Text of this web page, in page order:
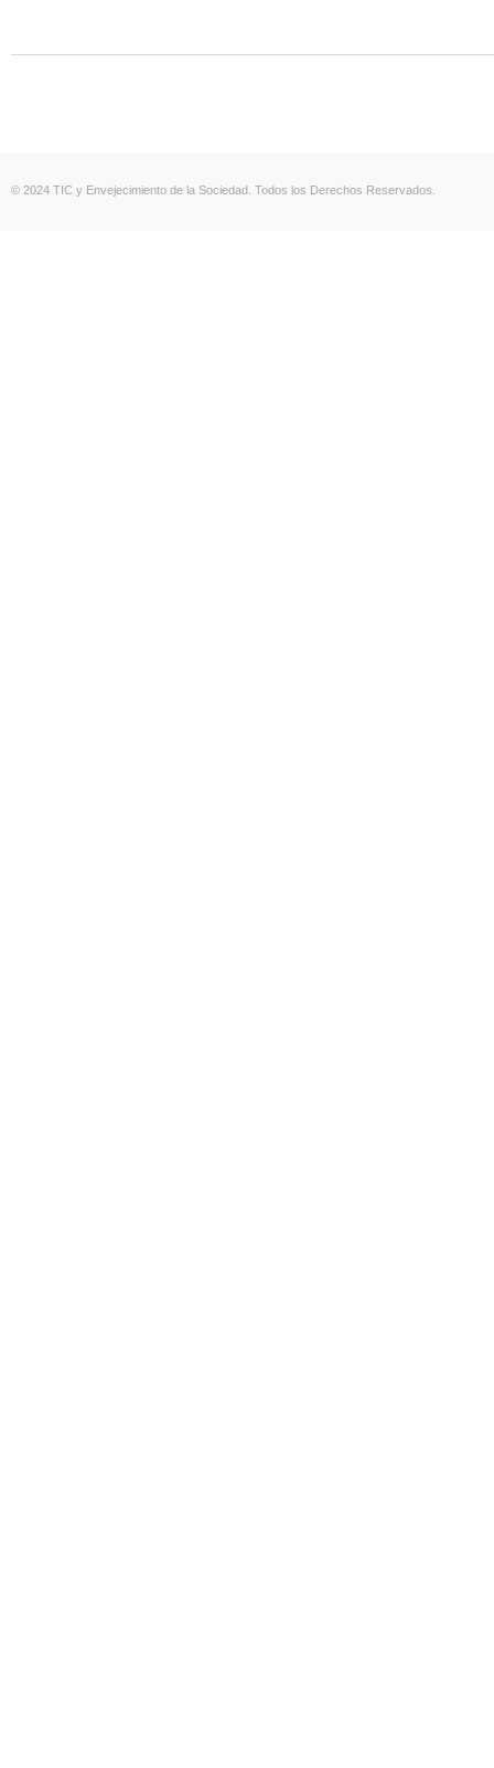
© 2024 TIC y Envejecimiento de la Sociedad. Todos los Derechos Reservados.